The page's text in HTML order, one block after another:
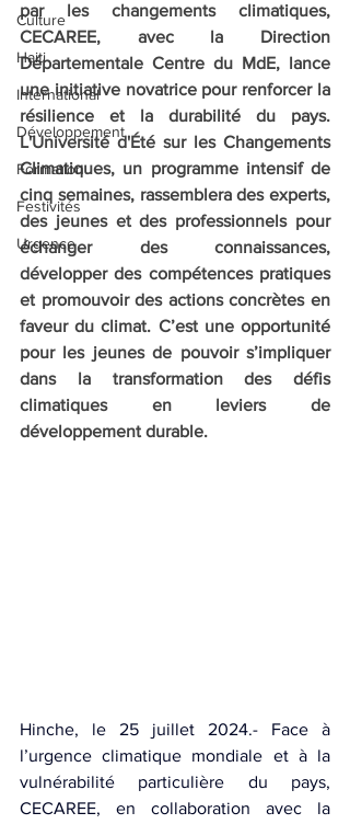
Culture
Haiti
International
Développement
Formation
Festivités
Urgence
par les changements climatiques,
CECAREE, avec la Direction
Départementale Centre du MdE, lance
une initiative novatrice pour renforcer la
résilience et la durabilité du pays.
L'Université d'Été sur les Changements
Climatiques, un programme intensif de
cinq semaines, rassemblera des experts,
des jeunes et des professionnels pour
échanger des connaissances,
développer des compétences pratiques
et promouvoir des actions concrètes en
faveur du climat. C’est une opportunité
pour les jeunes de pouvoir s’impliquer
dans la transformation des défis
climatiques en leviers de
développement durable.
Hinche, le 25 juillet 2024.- Face à
l’urgence climatique mondiale et à la
vulnérabilité particulière du pays,
CECAREE, en collaboration avec la